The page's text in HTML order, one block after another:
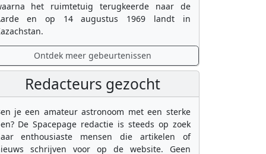
het ruimtetuig terugkeerde naar de
en op 14 augustus 1969 landt in
Ontdek meer gebeurtenissen
Redacteurs gezocht
je een amateur astronoom met een sterke
De Spacepage redactie is steeds op zoek
enthousiaste mensen die artikelen of
schrijven voor op de website. Geen